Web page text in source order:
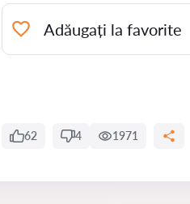
Adăugați la favorite
62 4 1971